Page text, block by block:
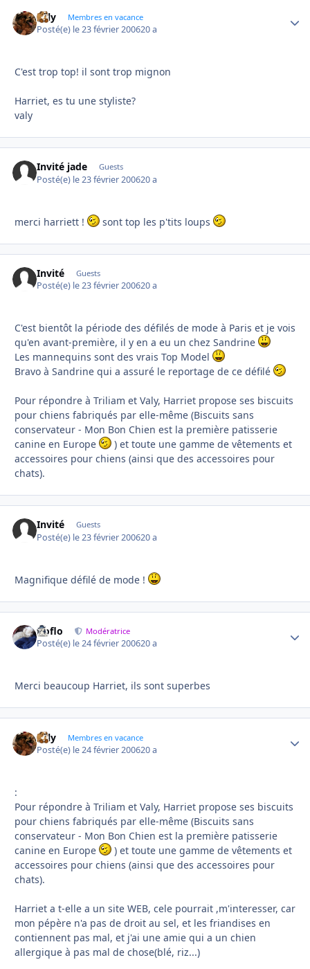
valy Membres en vacance
Posté(e) le 23 février 200620 a
C'est trop top! il sont trop mignon
Harriet, es tu une styliste?
valy
Invité jade Guests
Posté(e) le 23 février 200620 a
merci harriett ! sont top les p'tits loups
Invité Guests
Posté(e) le 23 février 200620 a
C'est bientôt la période des défilés de mode à Paris et je vois
qu'en avant-première, il y en a eu un chez Sandrine
Les mannequins sont des vrais Top Model
Bravo à Sandrine qui a assuré le reportage de ce défilé
Pour répondre à Triliam et Valy, Harriet propose ses biscuits
pour chiens fabriqués par elle-même (Biscuits sans
conservateur - Mon Bon Chien est la première patisserie
canine en Europe
) et toute une gamme de vêtements et
accessoires pour chiens (ainsi que des accessoires pour
chats).
Invité Guests
Posté(e) le 23 février 200620 a
Magnifique défilé de mode !
floflo Modératrice
Posté(e) le 24 février 200620 a
Merci beaucoup Harriet, ils sont superbes
valy Membres en vacance
Posté(e) le 24 février 200620 a
:
Pour répondre à Triliam et Valy, Harriet propose ses biscuits
pour chiens fabriqués par elle-même (Biscuits sans
conservateur - Mon Bon Chien est la première patisserie
canine en Europe
) et toute une gamme de vêtements et
accessoires pour chiens (ainsi que des accessoires pour
chats).
Harriet a t-elle a un site WEB, cele pourrait ,m'interesser, car
mon pépère n'a pas de droit au sel, et les friandises en
contiennent pas mal, et j'ai une amie qui a un chien
allergique à pas mal de chose(blé, riz...)